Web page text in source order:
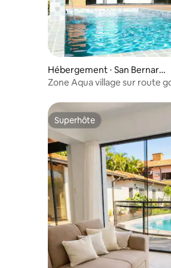
Hébergement ⋅ San Bernardi
no
Zone Aqua village sur route
Superhôte
Superhôte